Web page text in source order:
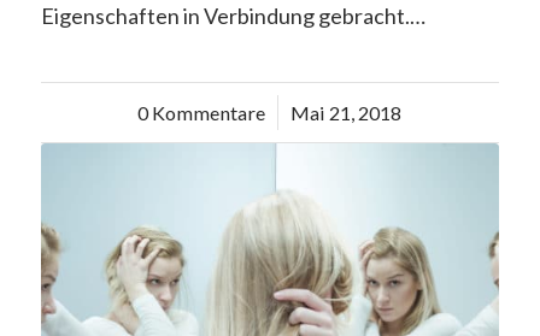
Eigenschaften in Verbindung gebracht.…
0 Kommentare
/ Mai 21, 2018